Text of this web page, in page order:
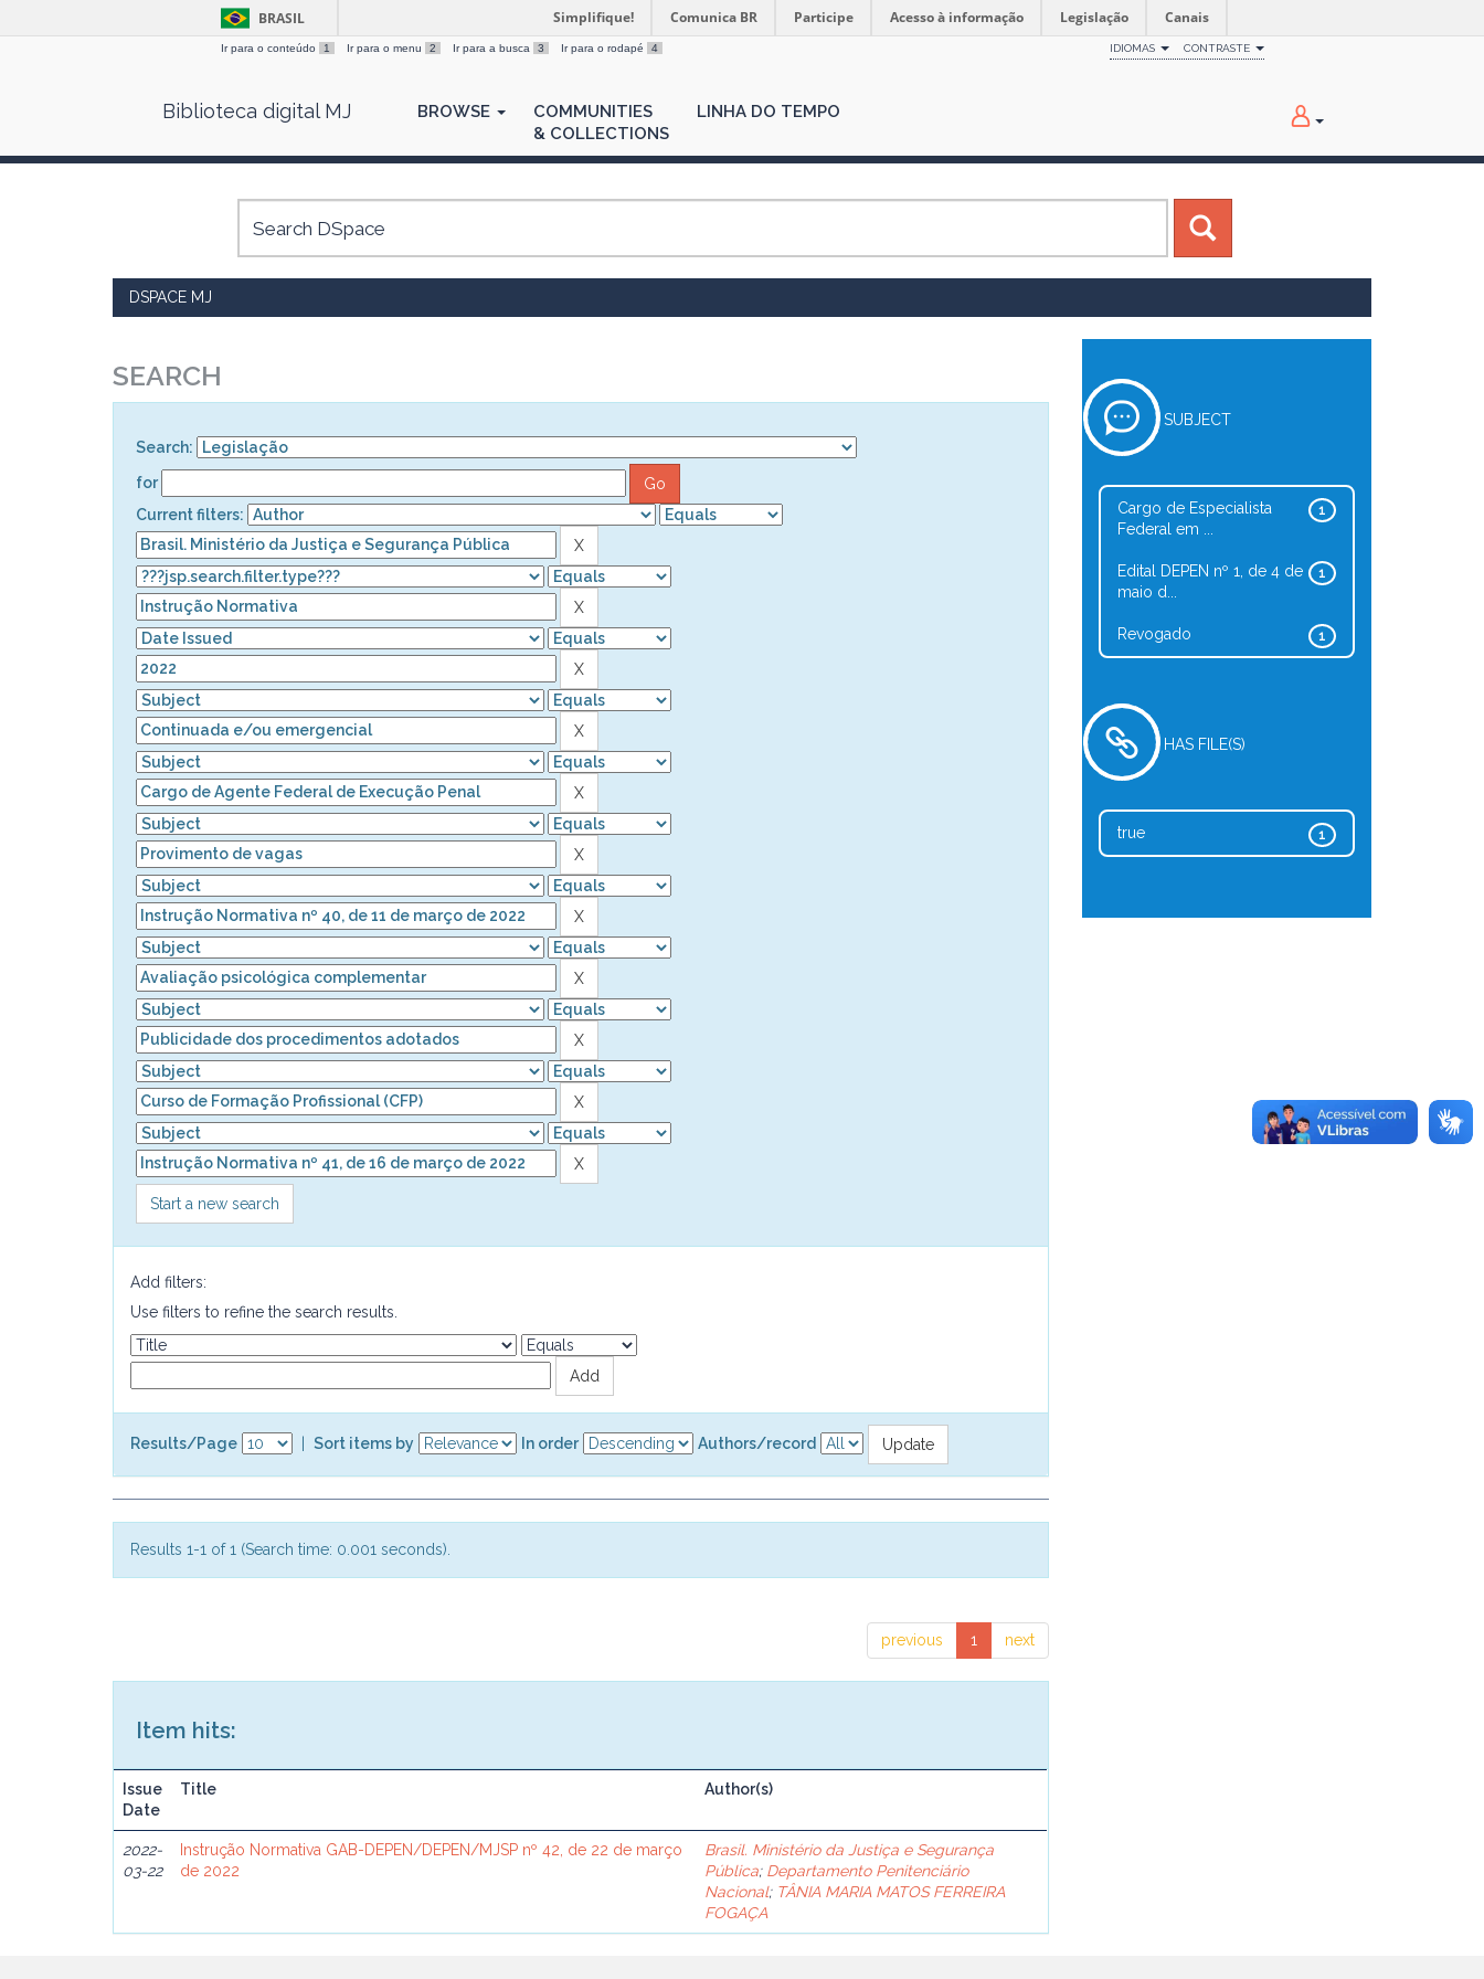
BRASIL Simplifique! Comunica BR Participe Acesso à informação Legislação Canais
Ir para o conteúdo 1 Ir para o menu 2 Ir para a busca 3 Ir para o rodapé 4 IDIOMAS CONTRASTE
Biblioteca digital MJ BROWSE
COMMUNITIES
& COLLECTIONS
LINHA DO TEMPO
DSPACE MJ
SEARCH
Search:
for
Current filters:
Start a new search
Add filters:
Use filters to refine the search results.
Results/Page Sort items by In order Authors/record
Results 1-1 of 1 (Search time: 0.001 seconds).
previous 1 next
Item hits:
Issue
Date
Title Author(s)
2022-
03-22
Instrução Normativa GAB-DEPEN/DEPEN/MJSP nº 42, de 22 de março
de 2022
Brasil. Ministério da Justiça e Segurança
Pública; Departamento Penitenciário
Nacional; TÂNIA MARIA MATOS FERREIRA
FOGAÇA
SUBJECT
1
Cargo de Especialista
Federal em ...
1
Edital DEPEN nº 1, de 4 de
maio d...
1
Revogado
HAS FILE(S)
1
true